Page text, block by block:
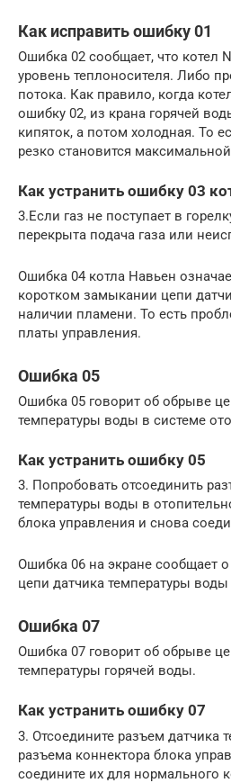
Как исправить ошибку 01
Ошибка 02 сообщает, что котел
уровень теплоносителя. Либо
потока. Как правило, когда
ошибку 02, из крана горячей
кипяток, а потом холодная. То
резко становится
Как устранить ошибку 03
3.Если газ не поступает в
перекрыта подача газа или
Ошибка 04 котла Навьен
коротком замыкании цепи
наличии пламени. То есть
платы управления.
Ошибка 05
Ошибка 05 говорит об обрыве
температуры воды в системе
Как устранить ошибку 05
3. Попробовать отсоединить
температуры воды в
блока управления и снова
Ошибка 06 на экране сообщает
цепи датчика температуры
Ошибка 07
Ошибка 07 говорит об обрыве
температуры горячей воды.
Как устранить ошибку 07
3. Отсоедините разъем датчика
разъема коннектора блока
соедините их для нормального